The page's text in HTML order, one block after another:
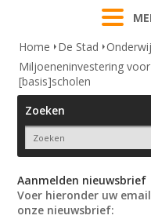
Home
De Stad
Miljoeneninvestering
[basis]scholen
Zoeken
Aanmelden nieuwsbrief
Voer hieronder uw
onze nieuwsbrief: